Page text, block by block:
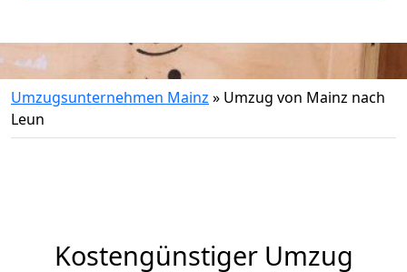
Umzugsunternehmen Mainz » Umzug von Mainz nach
Leun
Kostengünstiger Umzug